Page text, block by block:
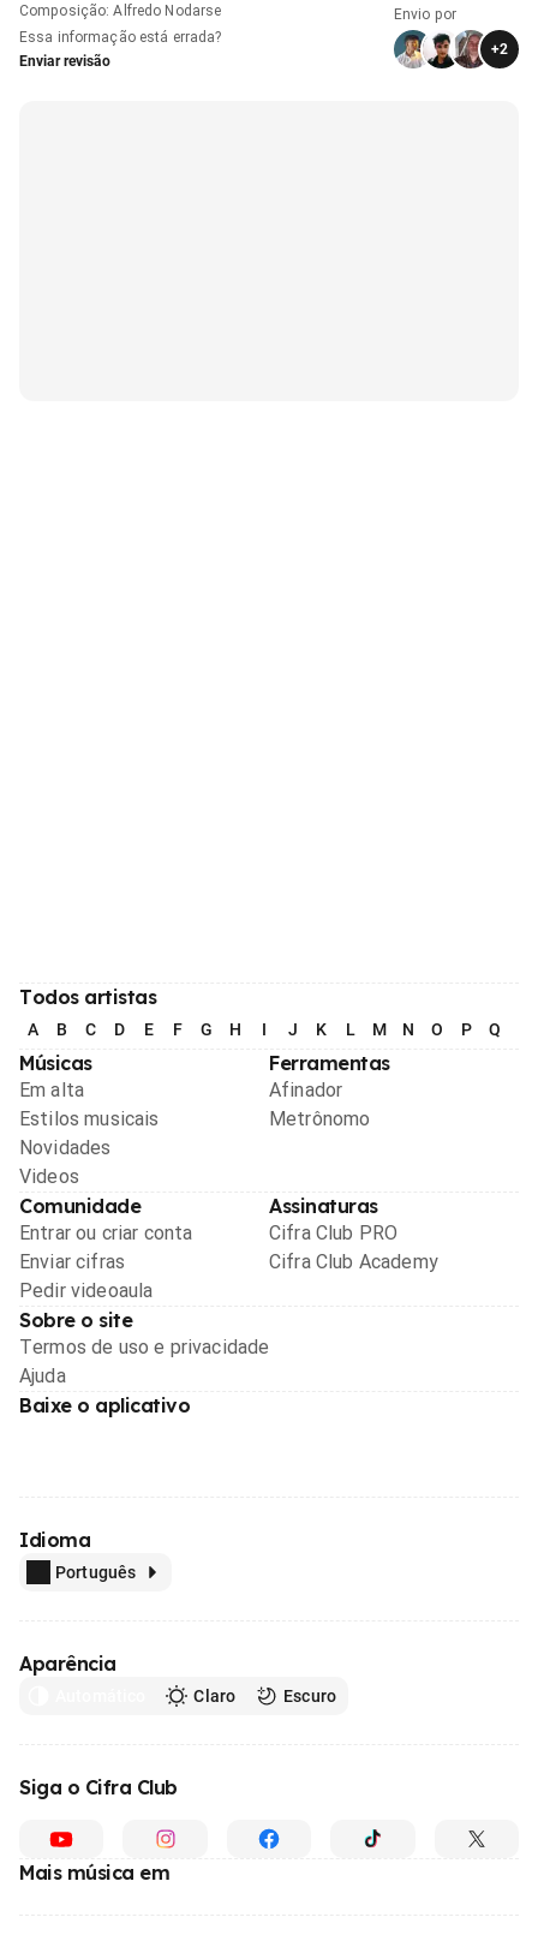
Composição:Alfredo Nodarse
Essa informação está errada?
Enviar revisão
Envio por
+2
Todos artistas
A B C D E F G H I J K L M N O P Q
Músicas
Em alta
Estilos musicais
Novidades
Videos
Ferramentas
Afinador
Metrônomo
Comunidade
Entrar ou criar conta
Enviar cifras
Pedir videoaula
Assinaturas
Cifra Club PRO
Cifra Club Academy
Sobre o site
Termos de uso e privacidade
Ajuda
Baixe o aplicativo
Idioma
Português
Aparência
Claro Escuro
Siga o Cifra Club
Mais música em